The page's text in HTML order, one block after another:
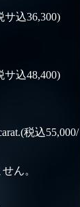
サ込36,300)
サ込48,400)
税込55,000/
ん。